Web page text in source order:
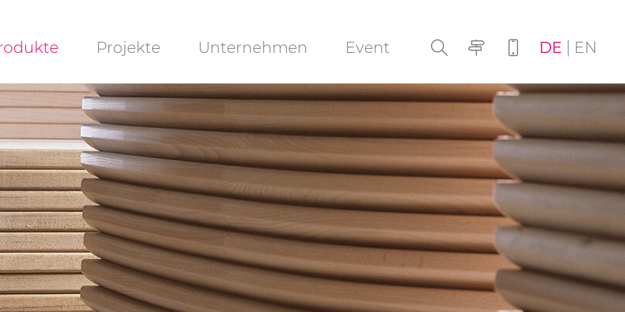
DE EN
Navigation
überspringen
Lite
Lite
Projekte Unternehmen
Downloads
Event